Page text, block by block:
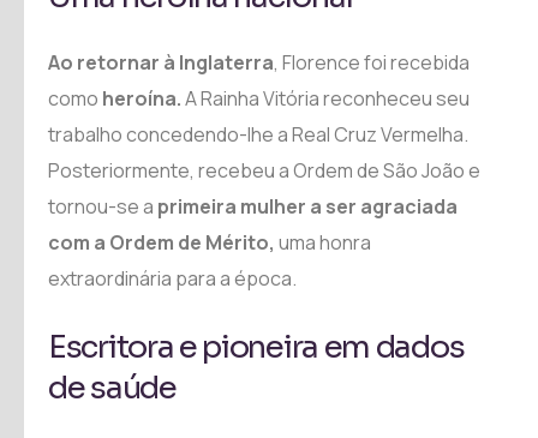
Ao retornar à Inglaterra, Florence foi recebida
como heroína.A Rainha Vitória reconheceu seu
trabalho concedendo-lhe a Real Cruz Vermelha.
Posteriormente, recebeu a Ordem de São João e
tornou-se a primeira mulher a ser agraciada
com a Ordem de Mérito, uma honra
extraordinária para a época.
Escritora e pioneira em dados
de saúde